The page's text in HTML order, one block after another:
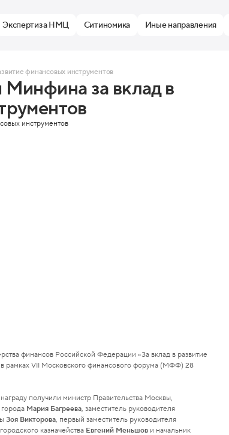
Экспертиза НМЦ Ситиномика Иные направления
финансовых инструментов
за вклад в
финансов Российской Федерации «За вклад в развитие
рамках VII Московского финансового форума (МФФ) 28
награду получили министр Правительства Москвы,
Мария Багреева, заместитель руководителя
Зоя Викторова, первый заместитель руководителя
казначейства Евгений Меньшов и начальник